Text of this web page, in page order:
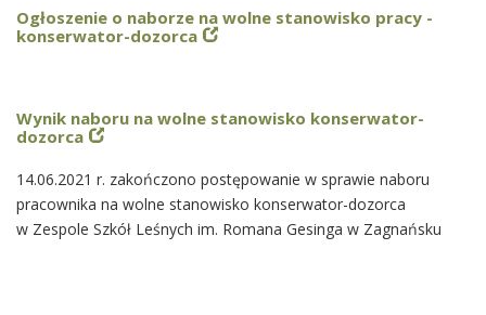
Ogłoszenie o naborze na wolne stanowisko pracy -
konserwator-dozorca
Wynik naboru na wolne stanowisko konserwator-
dozorca
14.06.2021 r. zakończono postępowanie w sprawie naboru
pracownika na wolne stanowisko konserwator-dozorca
w Zespole Szkół Leśnych im. Romana Gesinga w Zagnańsku